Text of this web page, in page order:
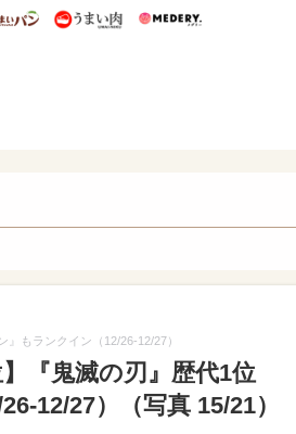
集
めし うまいパン うまい肉
もランクイン（12/26-12/27）
『鬼滅の刃』歴代1位
12/27）（写真 15/21）